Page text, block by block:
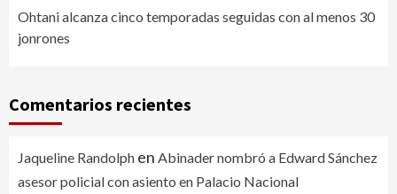
Ohtani alcanza cinco temporadas seguidas con al menos 30
jonrones
Comentarios recientes
Jaqueline Randolph en Abinader nombró a Edward Sánchez
asesor policial con asiento en Palacio Nacional